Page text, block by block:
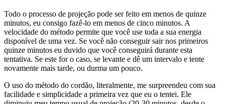
Todo o processo de projeção pode ser feito em menos de quinze
minutos, eu consigo fazê-lo em menos de cinco minutos. A
velocidade do método permite que você use toda a sua energia
disponível de uma vez. Se você não conseguir sair nos primeiros
quinze minutos eu duvido que você conseguirá durante esta
tentativa. Se este for o caso, se levante e dê um intervalo e tente
novamente mais tarde, ou durma um pouco.
O uso do método do cordão, literalmente, me surpreendeu com sua
facilidade e simplicidade a primeira vez que eu o tentei. Ele